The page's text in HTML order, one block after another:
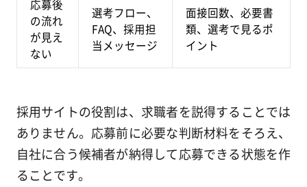
応募後
の流れ
が見え
ない
選考フロー、
FAQ、採用担
当メッセージ
面接回数、必要書
類、選考で見るポ
イント
採用サイトの役割は、求職者を説得することでは
ありません。応募前に必要な判断材料をそろえ、
自社に合う候補者が納得して応募できる状態を作
ることです。